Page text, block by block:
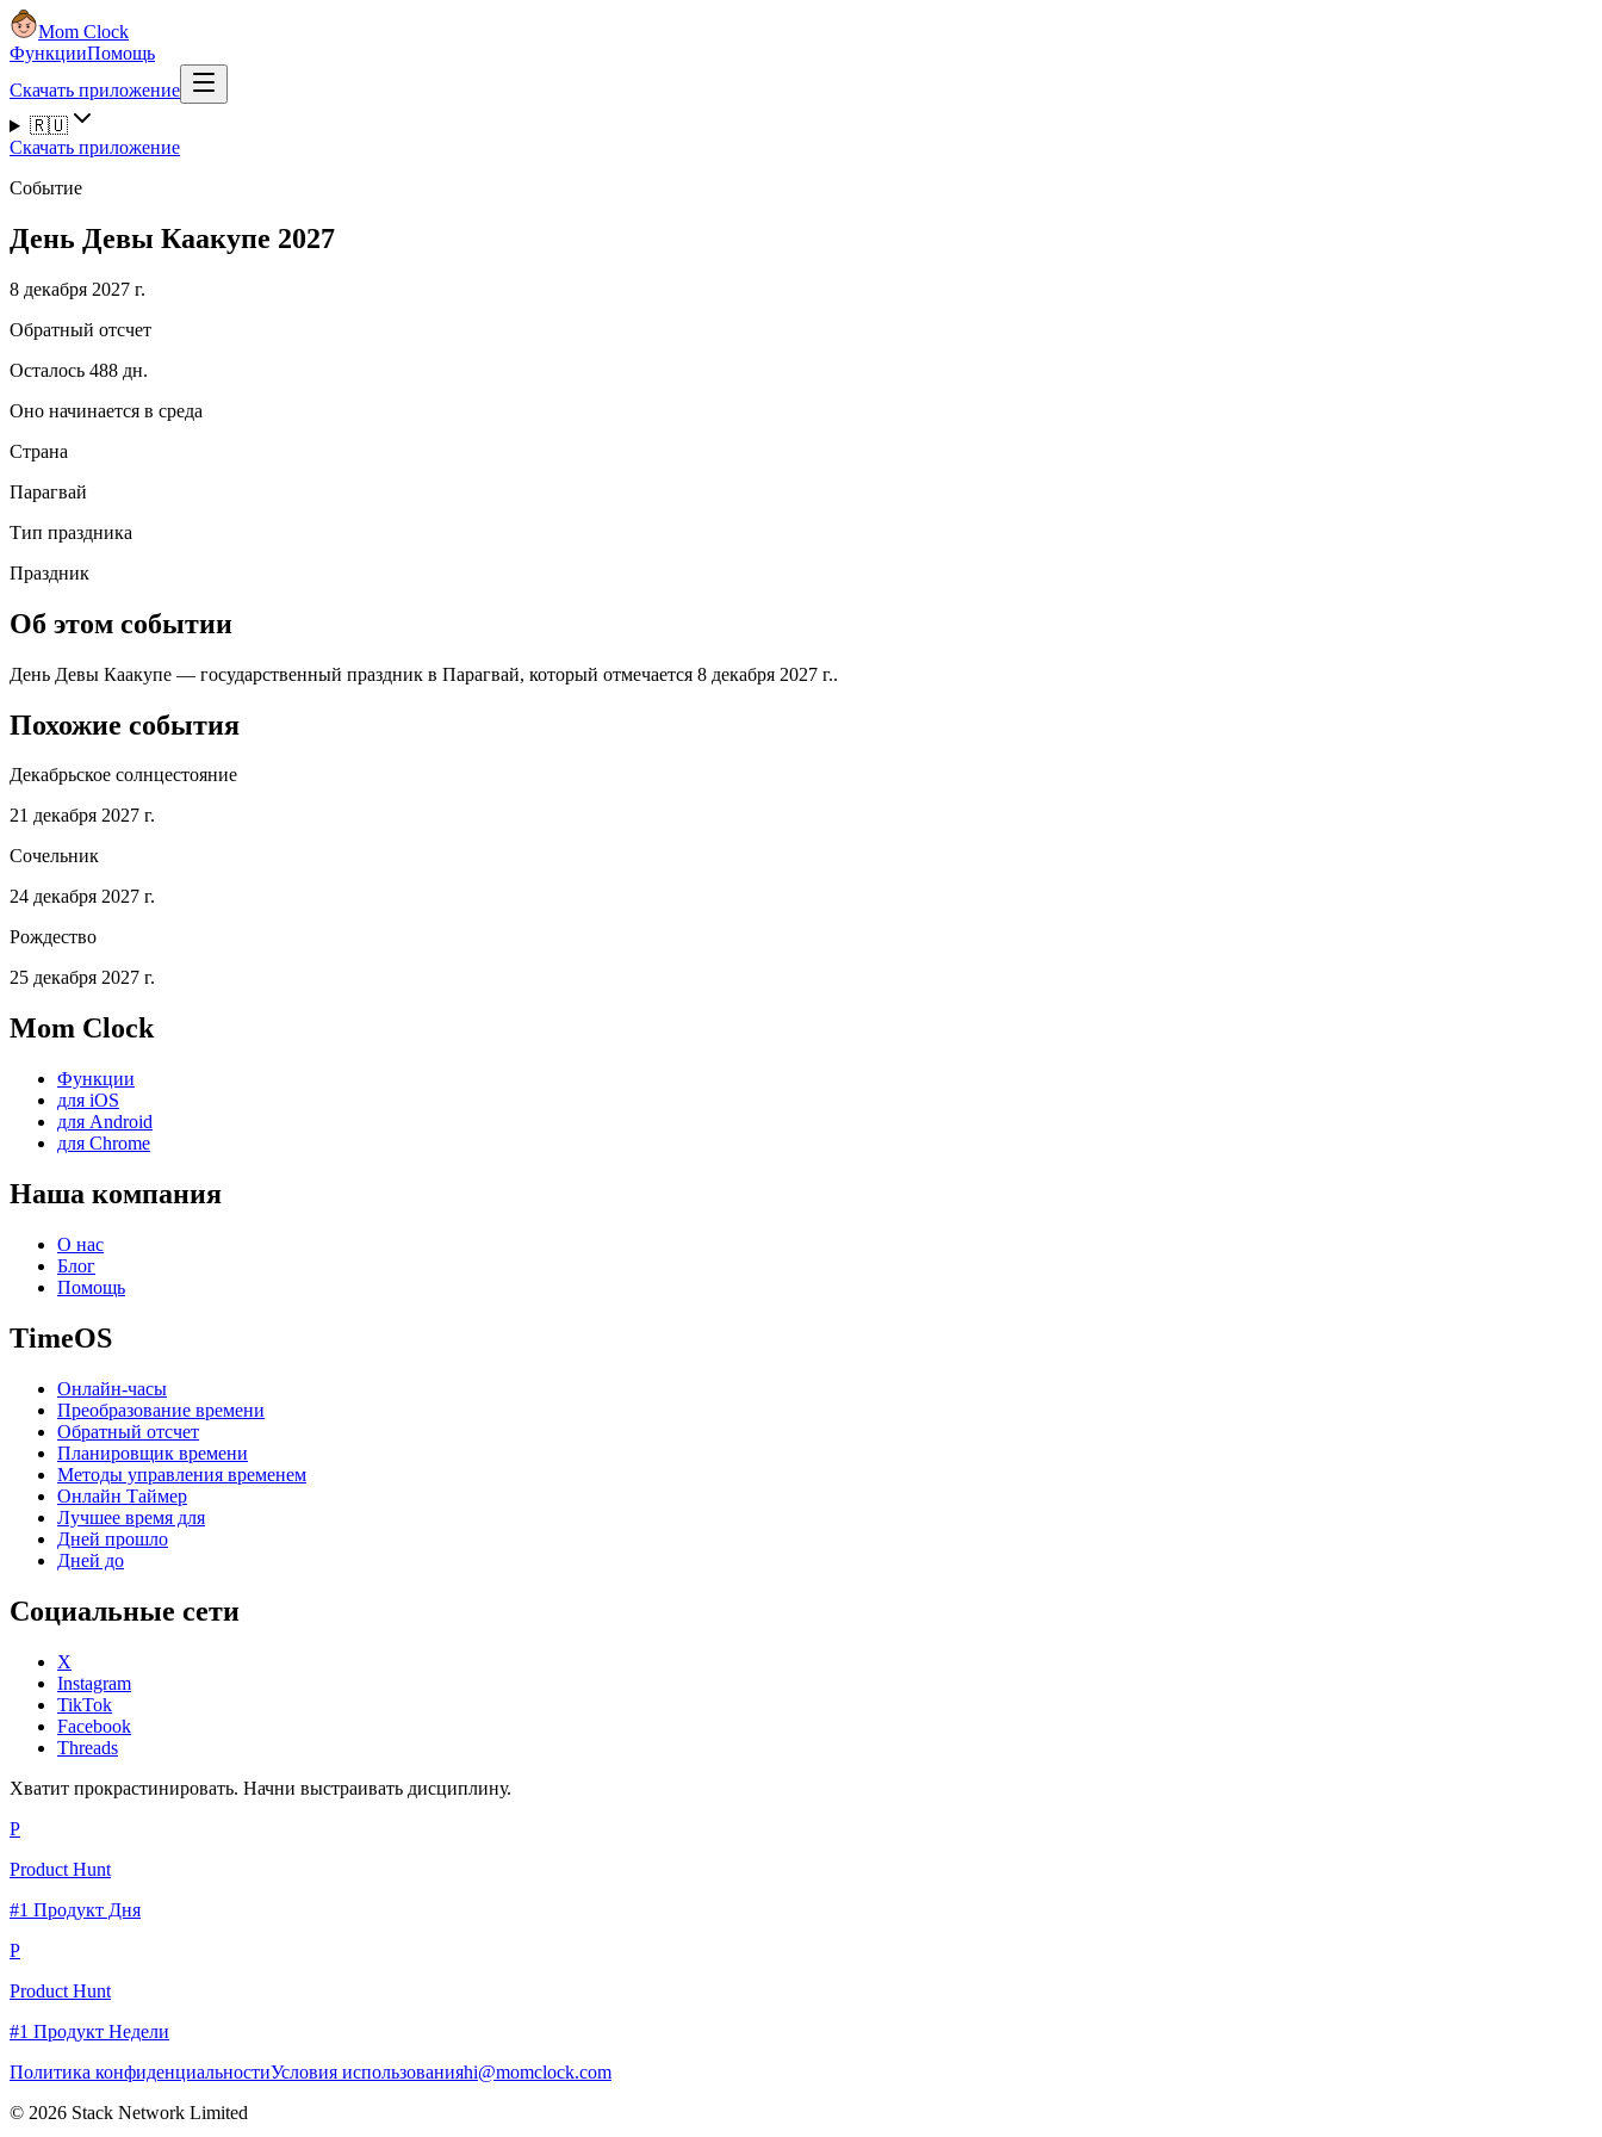
Mom Clock
ФункцииПомощь
Скачать приложение
🇷🇺
Скачать приложение
Событие
День Девы Каакупе 2027
8 декабря 2027 г.
Обратный отсчет
Осталось 488 дн.
Оно начинается в среда
Страна
Парагвай
Тип праздника
Праздник
Об этом событии
День Девы Каакупе — государственный праздник в Парагвай, который отмечается 8 декабря 2027 г..
Похожие события
Декабрьское солнцестояние
21 декабря 2027 г.
Сочельник
24 декабря 2027 г.
Рождество
25 декабря 2027 г.
Mom Clock
Функции
для iOS
для Android
для Chrome
Наша компания
О нас
Блог
Помощь
TimeOS
Онлайн-часы
Преобразование времени
Обратный отсчет
Планировщик времени
Методы управления временем
Онлайн Таймер
Лучшее время для
Дней прошло
Дней до
Социальные сети
X
Instagram
TikTok
Facebook
Threads
Хватит прокрастинировать. Начни выстраивать дисциплину.
P
Product Hunt
#1 Продукт Дня
P
Product Hunt
#1 Продукт Недели
Политика конфиденциальностиУсловия использованияhi@momclock.com
© 2026 Stack Network Limited